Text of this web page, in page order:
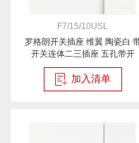
F7/15/10USL
罗格朗开关插座 维翼 陶瓷白
开关连体二三插座 五孔带开
加入清单